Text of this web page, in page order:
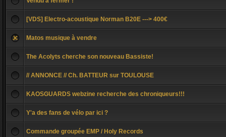
[VDS] Electro-acoustique Norman B20E ---> 400€
Matos musique à vendre
The Acolyts cherche son nouveau Bassiste!
// ANNONCE // Ch. BATTEUR sur TOULOUSE
KAOSGUARDS webzine recherche des chroniqueurs!!!
Y'a des fans de vélo par ici ?
Commande groupée EMP / Holy Records